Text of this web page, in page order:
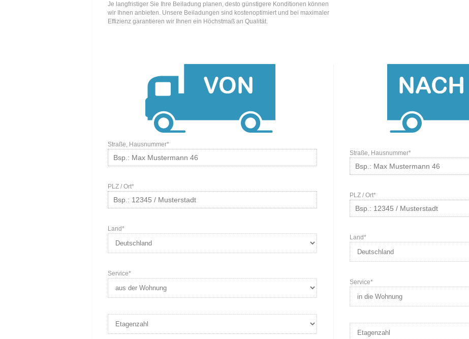
Je langfristiger Sie Ihre Beiladung planen, desto günstigere Konditionen können
wir Ihnen anbieten. Unsere Beiladungen sind kostenoptimiert und bei maximaler
Effizienz garantieren wir Ihnen ein Höchstmaß an Qualität.
Straße, Hausnummer*
PLZ / Ort*
Land*
Service*
Straße, Hausnummer*
PLZ / Ort*
Land*
Service*